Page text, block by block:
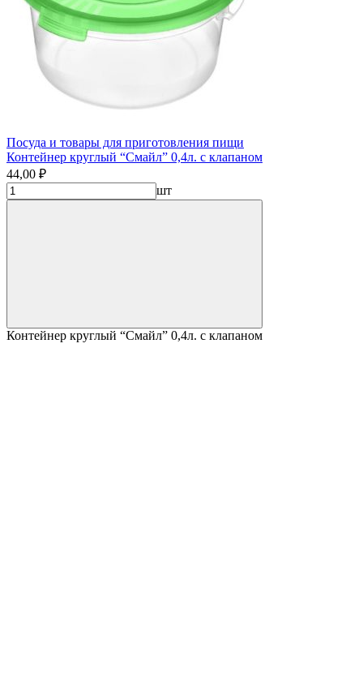
Посуда и товары для приготовления пищи
Контейнер круглый “Смайл” 0,4л. с клапаном
44,00 ₽
шт
Контейнер круглый “Смайл” 0,4л. с клапаном